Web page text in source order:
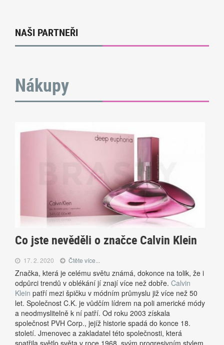
NAŠI PARTNEŘI
Nákupy
Co jste nevěděli o značce Calvin Klein
17. 2. 2020 Čtěte více...
Značka, která je celému světu známá, dokonce na tolik, že i
odpůrci trendů v oblékání jí znají více než dobře. Calvin
Klein patří mezi špičku v módním průmyslu již více než 50
let. Společnost C.K. je vůdčím lídrem na poli americké módy
a neodmyslitelně k ní patří. Od roku 2003 získala
společnost PVH Corp., jejíž historie spadá do konce 18.
století. Jmenovec a zakladatel této společnosti, která